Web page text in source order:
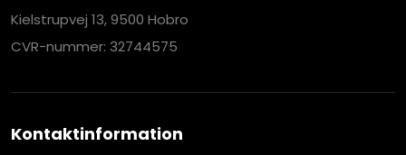
Kielstrupvej 13, 9500 Hobro
CVR-nummer: 32744575
Kontaktinformation